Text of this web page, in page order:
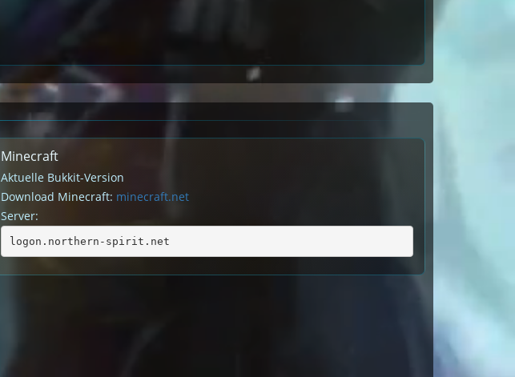
Minecraft
Aktuelle Bukkit-Version
Download Minecraft: minecraft.net
Server:
logon.northern-spirit.net